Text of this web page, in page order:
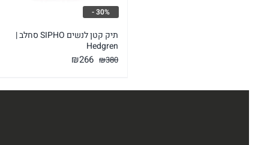
תיק קטן לנשים SIPHO סחלב |
Hedgren
₪380
המחיר
היה:
₪266 המחיר
הוא:
30% -